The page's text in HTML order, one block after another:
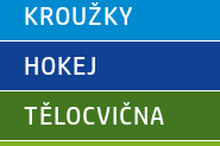
KROUŽKY
HOKEJ
TĚLOCVIČNA